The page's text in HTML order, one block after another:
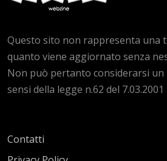
Questo sito non rappresenta una
quanto viene aggiornato senza
Non può pertanto considerarsi
sensi della legge n.62 del 7.03.2001
Contatti